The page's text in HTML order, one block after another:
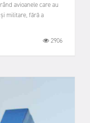
avioanele care au
militare, fără a
2906